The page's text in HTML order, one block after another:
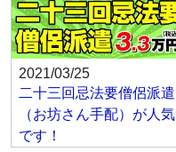
2021/03/25
二十三回忌法要僧侶派遣
（お坊さん手配）が人気
です！